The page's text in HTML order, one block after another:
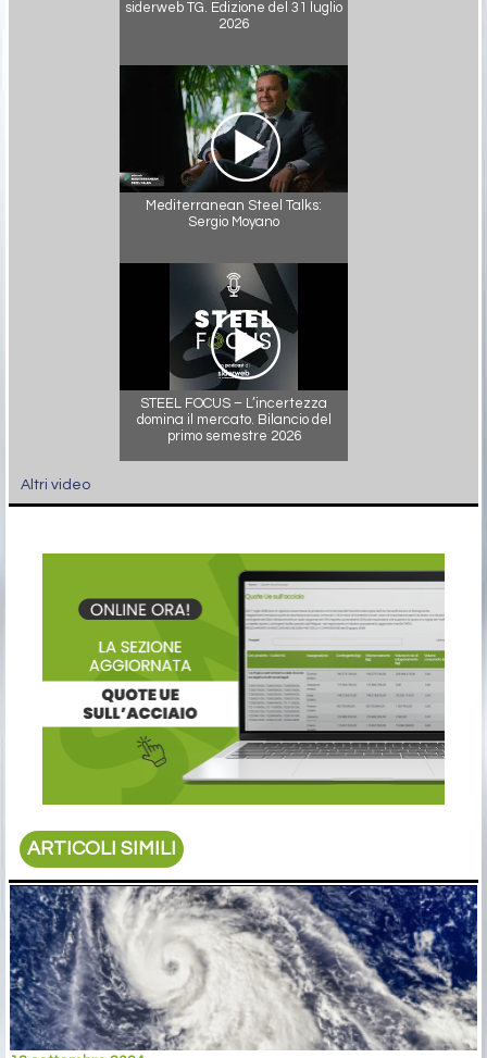
siderweb TG. Edizione del 31 luglio
2026
Mediterranean Steel Talks:
Sergio Moyano
STEEL FOCUS – L’incertezza
domina il mercato. Bilancio del
primo semestre 2026
Altri video
ARTICOLI SIMILI